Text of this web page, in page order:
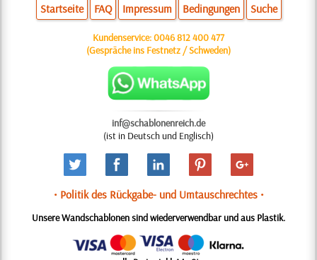
Startseite FAQ Impressum Bedingungen Suche
Kundenservice:0046 812 400 477
(Gespräche ins Festnetz / Schweden)
inf@schablonenreich.de
(ist in Deutsch und Englisch)
• Politik des Rückgabe- und Umtauschrechtes •
Unsere Wandschablonen sind wiederverwendbar und aus Plastik.